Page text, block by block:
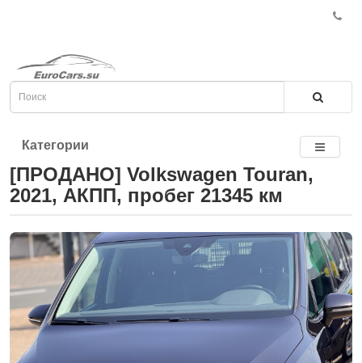
Категории
[ПРОДАНО] Volkswagen Touran,
2021, АКПП, пробег 21345 км